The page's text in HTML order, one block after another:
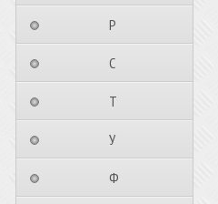
⠀⠀⠀⠀⠀⠀Р⠀⠀⠀⠀⠀⠀⠀
⠀⠀⠀⠀⠀⠀С⠀⠀⠀⠀⠀⠀⠀
⠀⠀⠀⠀⠀⠀Т⠀⠀⠀⠀⠀⠀⠀
⠀⠀⠀⠀⠀⠀У⠀⠀⠀⠀⠀⠀⠀
⠀⠀⠀⠀⠀⠀Ф⠀⠀⠀⠀⠀⠀⠀